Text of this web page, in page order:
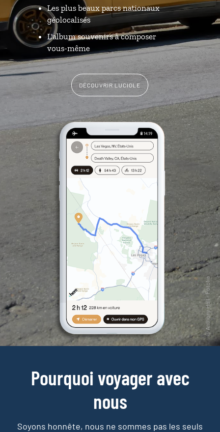
Les plus beaux parcs nationaux
géolocalisés
L'album souvenirs à composer
vous-même
DÉCOUVRIR LUCIOLE
Pourquoi voyager avec
nous
Soyons honnête, nous ne sommes pas les seuls